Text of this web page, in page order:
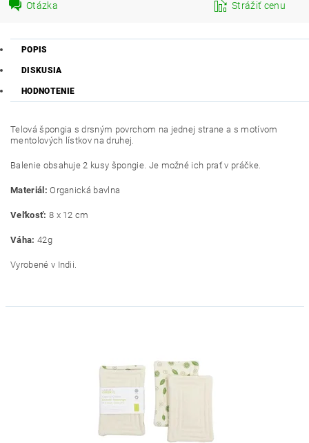
Otázka Strážiť cenu
POPIS
DISKUSIA
HODNOTENIE
Telová špongia s drsným povrchom na jednej strane a s motívom
mentolových lístkov na druhej.
Balenie obsahuje 2 kusy špongie. Je možné ich prať v práčke.
Materiál: Organická bavlna
Veľkosť: 8 x 12 cm
Váha: 42g
Vyrobené v Indii.